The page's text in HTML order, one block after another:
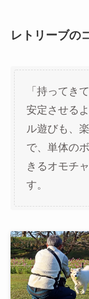
レトリーブの
「持ってき
安定させる
ル遊びも、
で、単体の
きるオモチ
す。